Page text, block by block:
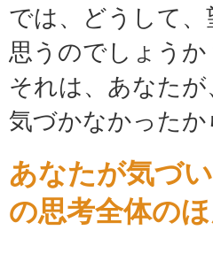
では、どうして
思うのでしょうか
それは、あなた
気づかなかったか
あなたが気づ
の思考全体の